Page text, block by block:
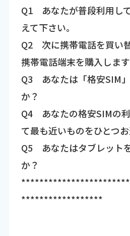
Q1 あなたが普段利用し
えて下さい。
Q2 次に携帯電話を買い
携帯電話端末を購入しま
Q3 あなたは「格安SIM
か？
Q4 あなたの格安SIMの
て最も近いものをひとつお
Q5 あなたはタブレット
か？
******************